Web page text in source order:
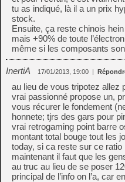
tu as indiqué, là il a un prix
stock.
Ensuite, ça reste chinois
mais +90% de toute
même si les composants
InertiA 17/01/2013, 19:00 |
au lieu de vous tripotez allez
vrai passionné propose un,
vous récurer le fondement
honnete; tjrs des gars pour
vrai retrogaming point barre
montant total bouge tout les
today, si ca reste sur ce
maintenant il faut que les
au truc au lieu de se poser
principal de l’info on l’a, car